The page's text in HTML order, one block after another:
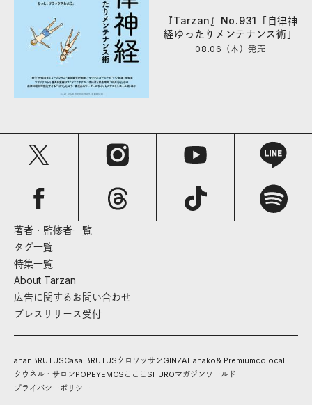
『Tarzan』No.931「自律神
経ゆったりメンテナンス術」
08.06（木）発売
著者・監修者一覧
タグ一覧
特集一覧
About Tarzan
広告に関するお問い合わせ
プレスリリース受付
ananBRUTUSCasa BRUTUS クロワッサンGINZAHanako& Premiumcolocal
クウネル・サロンPOPEYEMCS こここ SHUROマガジンワールド
プライバシーポリシー